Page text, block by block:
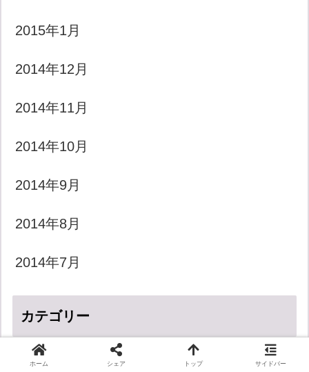
2015年1月
2014年12月
2014年11月
2014年10月
2014年9月
2014年8月
2014年7月
カテゴリー
LGBT
ホーム シェア トップ サイドバー